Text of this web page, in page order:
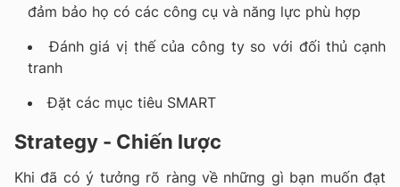
đảm bảo họ có các công cụ và năng lực phù hợp
Đánh giá vị thế của công ty so với đối thủ cạnh
tranh
Đặt các mục tiêu SMART
Strategy - Chiến lược
Khi đã có ý tưởng rõ ràng về những gì bạn muốn đạt